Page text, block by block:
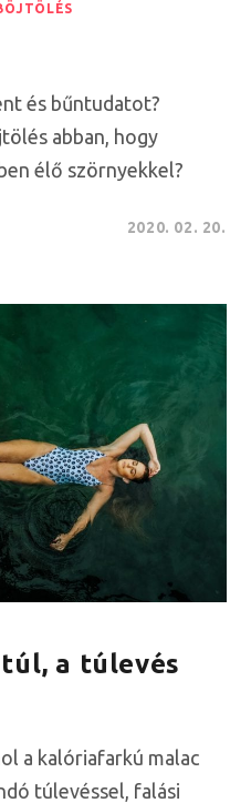
és bűntudatot?
abban, hogy
élő szörnyekkel?
2020. 02. 20.
a túlevés
a kalóriafarkú malac
túlevéssel, falási